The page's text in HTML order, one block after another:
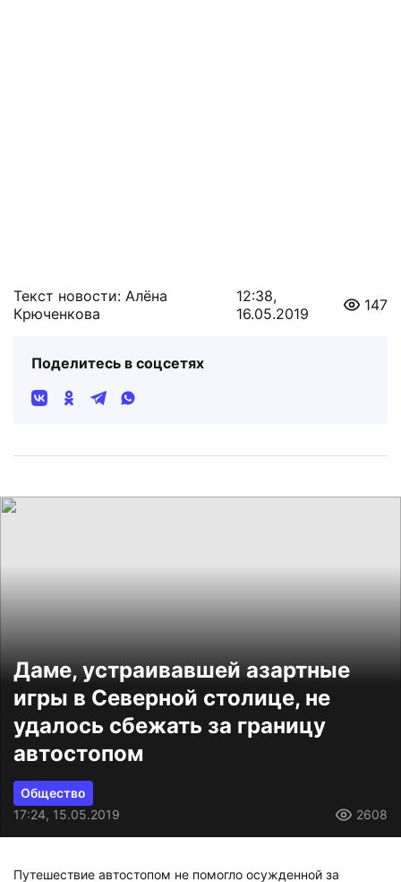
Текст новости: Алёна
Крюченкова
12:38,
16.05.2019
147
Поделитесь в соцсетях
Даме, устраивавшей азартные
игры в Северной столице, не
удалось сбежать за границу
автостопом
Общество
17:24, 15.05.2019
2608
Путешествие автостопом не помогло осужденной за